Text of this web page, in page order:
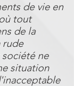
de vie en
tout
de la
rude
ne
situation